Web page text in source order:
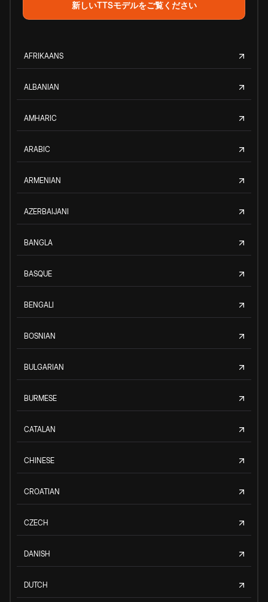
新しいTTSモデルをご覧ください
AFRIKAANS
ALBANIAN
AMHARIC
ARABIC
ARMENIAN
AZERBAIJANI
BANGLA
BASQUE
BENGALI
BOSNIAN
BULGARIAN
BURMESE
CATALAN
CHINESE
CROATIAN
CZECH
DANISH
DUTCH